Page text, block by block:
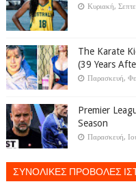
Κυριακή,
The Karate
(39 Years
Παρασκευή,
Premier
Season
Παρασκευή,
ΣΥΝΟΛΙΚΕΣ ΠΡΟΒΟΛΕΣ